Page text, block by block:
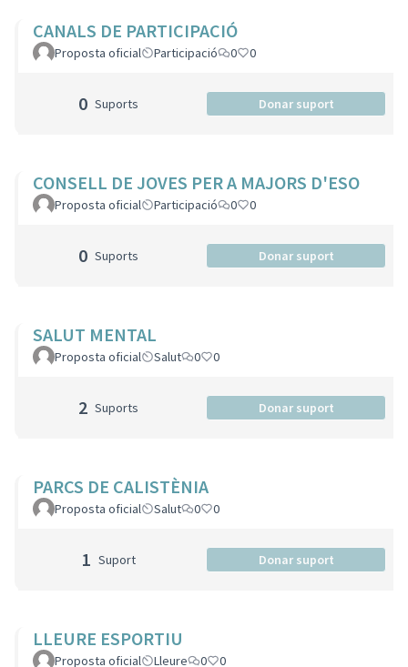
CANALS DE PARTICIPACIÓ
Proposta oficial Participació 0 0
0 Suports Donar suport
CONSELL DE JOVES PER A MAJORS D'ESO
Proposta oficial Participació 0 0
0 Suports Donar suport
SALUT MENTAL
Proposta oficial Salut 0 0
2 Suports Donar suport
PARCS DE CALISTÈNIA
Proposta oficial Salut 0 0
1 Suport Donar suport
LLEURE ESPORTIU
Proposta oficial Lleure 0 0